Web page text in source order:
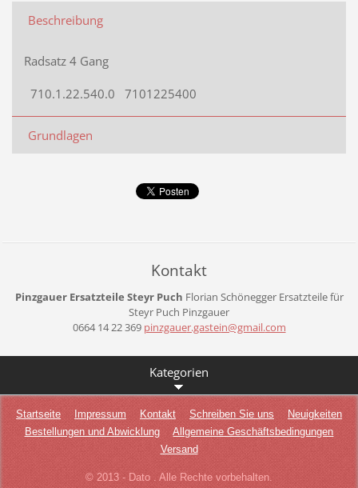
Beschreibung
Radsatz 4 Gang
710.1.22.540.0 7101225400
Grundlagen
Kontakt
Pinzgauer Ersatzteile Steyr Puch Florian SchöneggerErsatzteile für
Steyr Puch Pinzgauer
0664 14 22 369 pinzgauer.gastein@gmail.com
Kategorien
Startseite Impressum Kontakt Schreiben Sie uns
Neuigkeiten
Bestellungen und Abwicklung
Allgemeine Geschäftsbedingungen
Versand
© 2013 - Dato . Alle Rechte vorbehalten.